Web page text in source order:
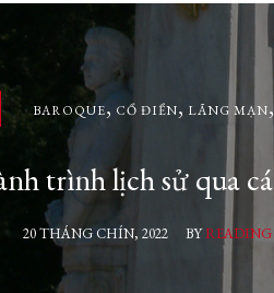
BAROQUE, CỔ ĐIỂN, LÃNG MẠN,
trình lịch sử qua
20 THÁNG CHÍN, 2022 BYREADING